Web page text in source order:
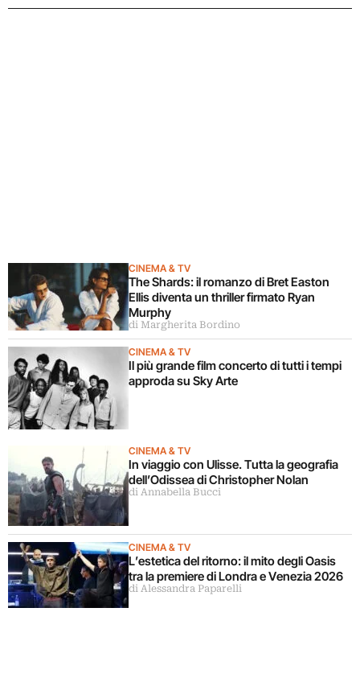
CINEMA & TV
The Shards: il romanzo di Bret Easton
Ellis diventa un thriller firmato Ryan
Murphy
di Margherita Bordino
CINEMA & TV
Il più grande film concerto di tutti i tempi
approda su Sky Arte
CINEMA & TV
In viaggio con Ulisse. Tutta la geografia
dell’Odissea di Christopher Nolan
di Annabella Bucci
CINEMA & TV
L’estetica del ritorno: il mito degli Oasis
tra la premiere di Londra e Venezia 2026
di Alessandra Paparelli